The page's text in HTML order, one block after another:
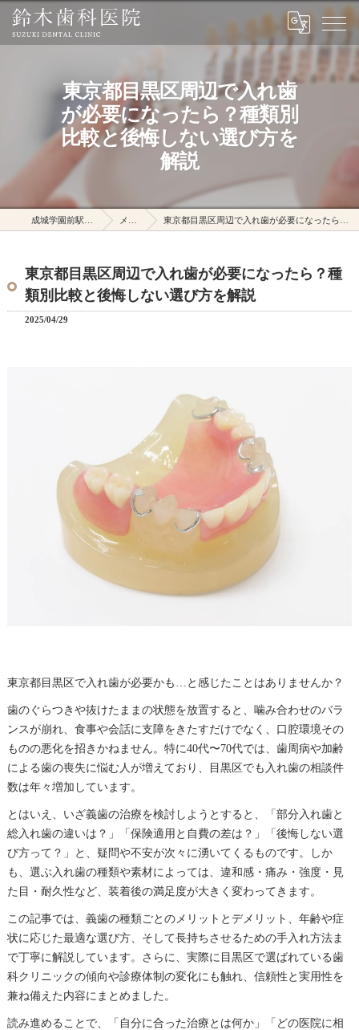
東京都目黒区周辺で入れ歯
が必要になったら？種類別
比較と後悔しない選び方を
解説
メディア 東京都目黒区周辺で入れ歯が必要になったら？種類別比較と後悔しない選び方を解説
東京都目黒区周辺で入れ歯が必要になったら？種
類別比較と後悔しない選び方を解説
2025/04/29
東京都目黒区で入れ歯が必要かも…と感じたことはありませんか？
歯のぐらつきや抜けたままの状態を放置すると、噛み合わせのバラ
ンスが崩れ、食事や会話に支障をきたすだけでなく、口腔環境その
ものの悪化を招きかねません。特に40代〜70代では、歯周病や加齢
による歯の喪失に悩む人が増えており、目黒区でも入れ歯の相談件
数は年々増加しています。
とはいえ、いざ義歯の治療を検討しようとすると、「部分入れ歯と
総入れ歯の違いは？」「保険適用と自費の差は？」「後悔しない選
び方って？」と、疑問や不安が次々に湧いてくるものです。しか
も、選ぶ入れ歯の種類や素材によっては、違和感・痛み・強度・見
た目・耐久性など、装着後の満足度が大きく変わってきます。
この記事では、義歯の種類ごとのメリットとデメリット、年齢や症
状に応じた最適な選び方、そして長持ちさせるための手入れ方法ま
で丁寧に解説しています。さらに、実際に目黒区で選ばれている歯
科クリニックの傾向や診療体制の変化にも触れ、信頼性と実用性を
兼ね備えた内容にまとめました。
読み進めることで、「自分に合った治療とは何か」「どの医院に相